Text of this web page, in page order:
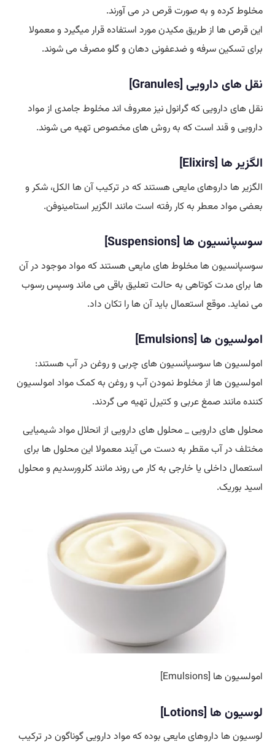
مخلوط کرده و به صورت قرص در می آورند.
این قرص ها از طریق مکیدن مورد استفاده قرار میگیرد و معمولا
برای تسکین سرفه و ضدعفونی دهان و گلو مصرف می شوند.
نقل های دارویی [Granules]
نقل های دارویی که گرانول نیز معروف اند مخلوط جامدی از مواد
دارویی و قند است که به روش های مخصوص تهیه می شوند‌.
الگزیر ها [Elixirs]
الگزیر ها داروهای مایعی هستند که در ترکیب آن ها الکل، شکر و
بعضی مواد معطر به کار رفته است مانند الگزیر استامینوفن.
سوسپانسیون ها [Suspensions]
سوسپانسیون ها مخلوط های مایعی هستند که مواد موجود در آن
ها برای مدت کوتاهی به حالت تعلیق باقی می ماند وسپس رسوب
می نماید. موقع استعمال باید آن ها را تکان داد.
امولسیون ها [Emulsions]
امولسیون ها سوسپانسیون های چربی و روغن در آب هستند:
امولسیون ها از مخلوط نمودن آب و روغن به کمک مواد امولسیون
کننده مانند صمغ عربی و کتیرل تهیه می گردند.
محلول های دارویی _ محلول های دارویی از انحلال مواد شیمیایی
مختلف در آب مقطر به دست می آیند معمولا این محلول ها برای
استعمال داخلی یا خارجی به کار می روند مانند کلرورسدیم و محلول
اسید بوریک.
امولسیون ها [Emulsions]
لوسیون ها [Lotions]
لوسیون ها داروهای مایعی بوده که مواد دارویی گوناگون در ترکیب